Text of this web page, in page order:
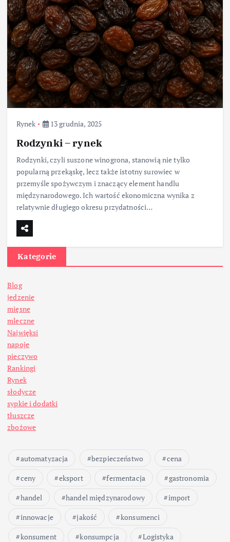
Rynek 13 grudnia, 2025
Rodzynki – rynek
Rodzynki, czyli suszone winogrona, stanowią nie tylko
popularną przekąskę, lecz także istotny surowiec w
przemyśle spożywczym i znaczący element handlu
międzynarodowego. Ich wartość ekonomiczna wynika z
relatywnie długiego okresu przydatności…
Kategorie
Blog
jedzenie
mięsne
mleczne
Najwięksi
napoje
pieczywo
Rankingi
Rynek
słodycze
sypkie i dodatki
tłuszcze
zbożowe
automatyzacja bezpieczeństwo
cena
ceny
eksport fermentacja
gastronomia
handel
handel międzynarodowy
import
innowacje
jakość
konsumenci
konsument
konsumpcja
Logistyka